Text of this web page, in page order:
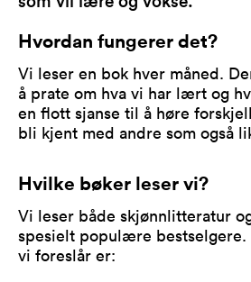
Hvordan fungerer det?
Vi leser en bok hver måned.
å prate om hva vi har lært og
en flott sjanse til å høre
bli kjent med andre som også
Hvilke bøker leser vi?
Vi leser både skjønnlitteratur
spesielt populære bestselgere.
vi foreslår er: